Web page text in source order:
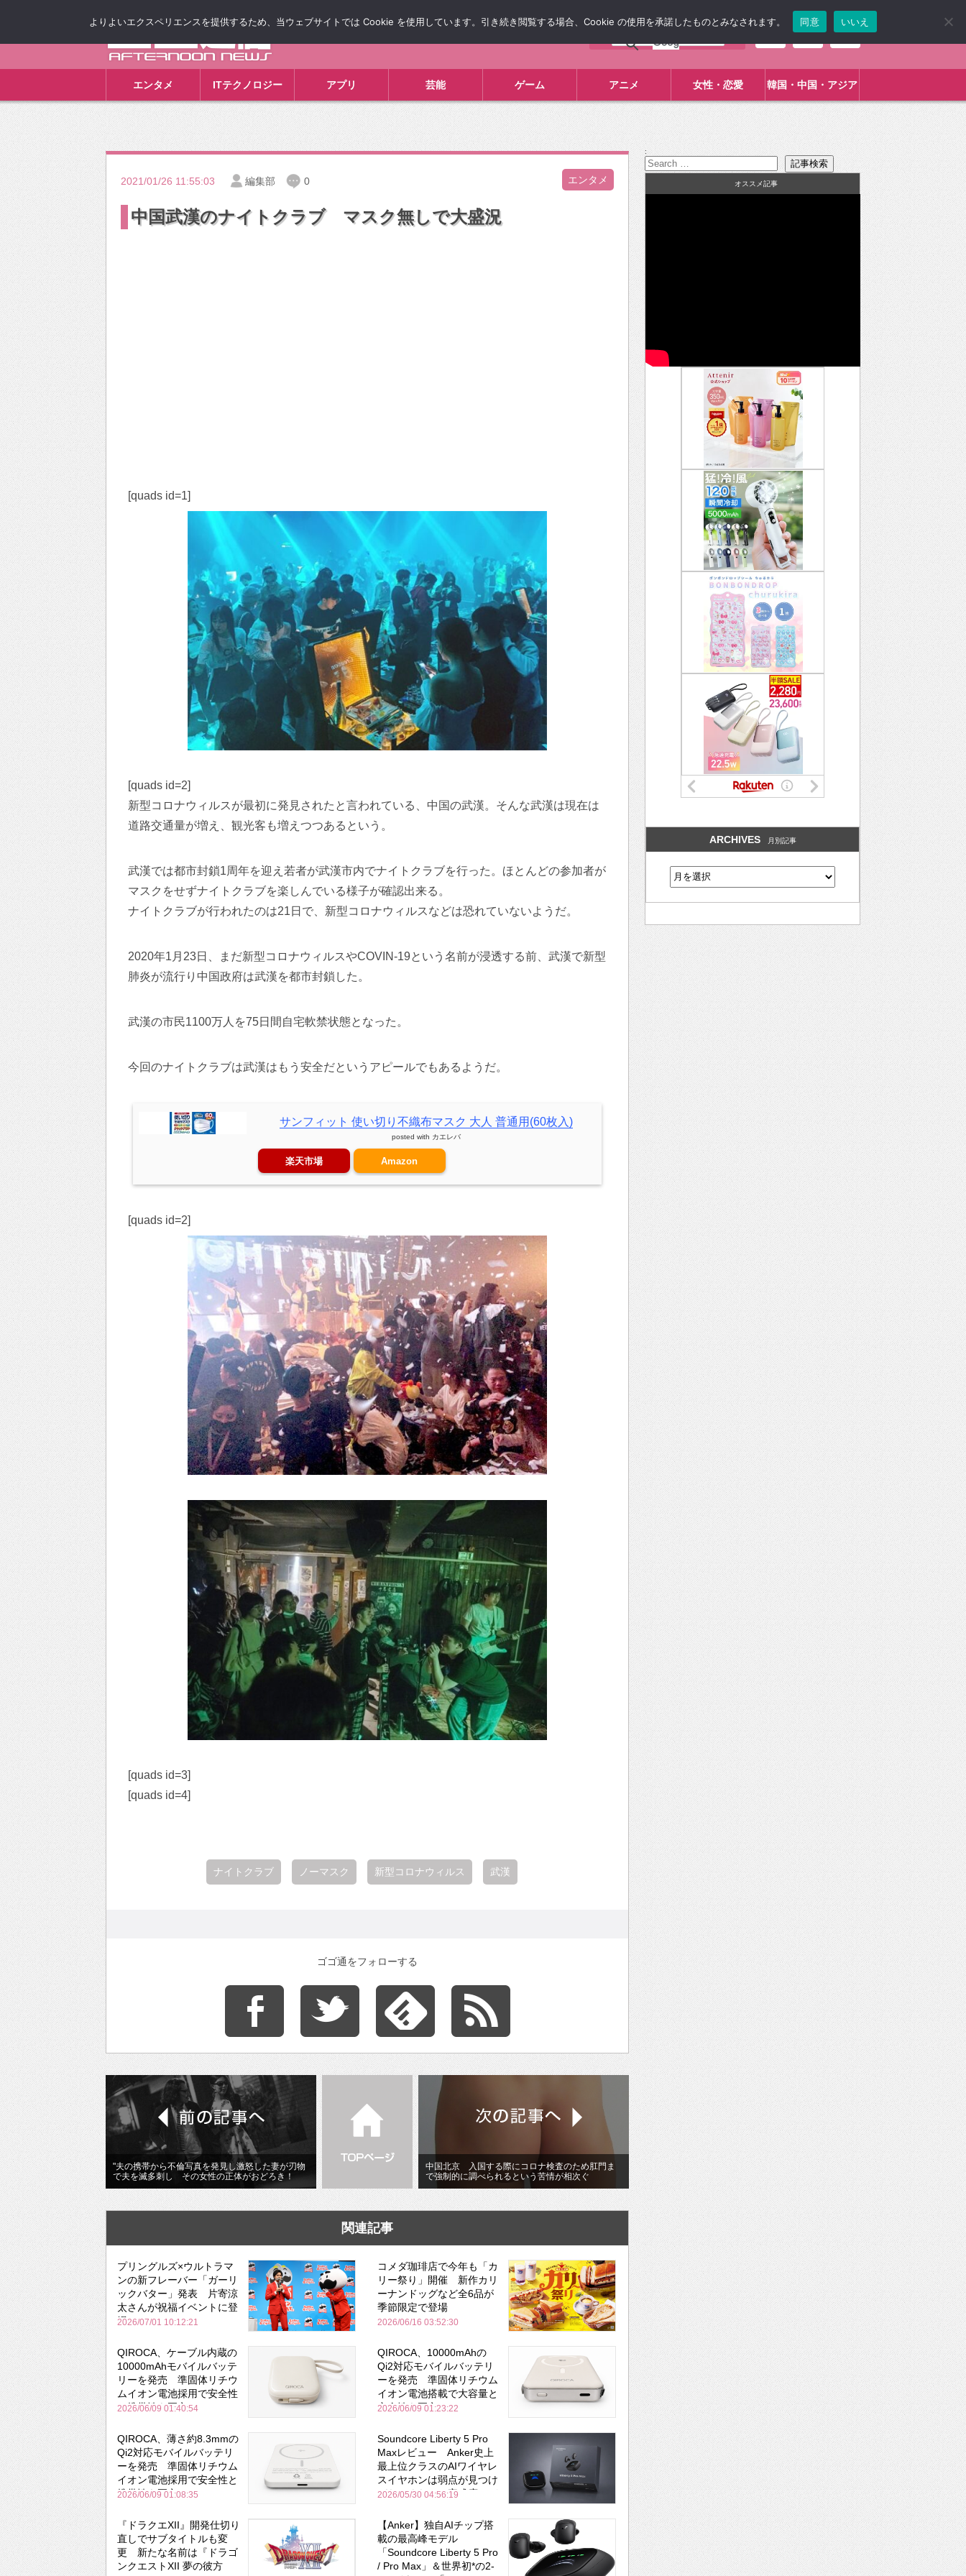
エンタメ ITテクノロジー アプリ 芸能 ゲーム アニメ 女性・恋愛 韓国・中国・アジア
2021/01/26 11:55:03 編集部 0 エンタメ
中国武漢のナイトクラブ マスク無しで大盛況
[quads id=1]
[quads id=2]
新型コロナウィルスが最初に発見されたと言われている、中国の武漢。そんな武漢は現在は
道路交通量が増え、観光客も増えつつあるという。
武漢では都市封鎖1周年を迎え若者が武漢市内でナイトクラブを行った。ほとんどの参加者が
マスクをせずナイトクラブを楽しんでいる様子が確認出来る。
ナイトクラブが行われたのは21日で、新型コロナウィルスなどは恐れていないようだ。
2020年1月23日、まだ新型コロナウィルスやCOVIN-19という名前が浸透する前、武漢で新型
肺炎が流行り中国政府は武漢を都市封鎖した。
武漢の市民1100万人を75日間自宅軟禁状態となった。
今回のナイトクラブは武漢はもう安全だというアピールでもあるようだ。
サンフィット 使い切り不織布マスク 大人 普通用(60枚入)
posted with カエレバ
楽天市場 Amazon
[quads id=2]
[quads id=3]
[quads id=4]
ナイトクラブ ノーマスク 新型コロナウィルス 武漢
ゴゴ通をフォローする
"夫の携帯から不倫写真を発見し激怒した妻が刃物
で夫を滅多刺し その女性の正体がおどろき！
中国北京 入国する際にコロナ検査のため肛門ま
で強制的に調べられるという苦情が相次ぐ
関連記事
プリングルズ×ウルトラマ
ンの新フレーバー「ガーリ
ックバター」発表 片寄涼
太さんが祝福イベントに登
場
2026/07/01 10:12:21
コメダ珈琲店で今年も「カ
リー祭り」開催 新作カリ
ーナンドッグなど全6品が
季節限定で登場
2026/06/16 03:52:30
QIROCA、ケーブル内蔵の
10000mAhモバイルバッテ
リーを発売 準固体リチウ
ムイオン電池採用で安全性
と携帯性を両立
2026/06/09 01:40:54
QIROCA、10000mAhの
Qi2対応モバイルバッテリ
ーを発売 準固体リチウム
イオン電池搭載で大容量と
安全性を両立
2026/06/09 01:23:22
QIROCA、薄さ約8.3mmの
Qi2対応モバイルバッテリ
ーを発売 準固体リチウム
イオン電池採用で安全性と
携帯性を両立
2026/06/09 01:08:35
Soundcore Liberty 5 Pro
Maxレビュー Anker史上
最上位クラスのAIワイヤレ
スイヤホンは弱点が見つけ
づらいくらいの完成度にび
Bose並み
2026/05/30 04:56:19
『ドラクエXII』開発仕切り
直しでサブタイトルも変
更 新たな名前は『ドラゴ
ンクエストXII 夢の彼方
【Anker】独自AIチップ搭
載の最高峰モデル
「Soundcore Liberty 5 Pro
/ Pro Max」＆世界初*の2-
:
オススメ記事
ARCHIVES 月別記事
よりよいエクスペリエンスを提供するため、当ウェブサイトでは Cookie を使用しています。引き続き閲覧する場合、Cookie の使用を承諾したものとみなされます。 同意 いいえ